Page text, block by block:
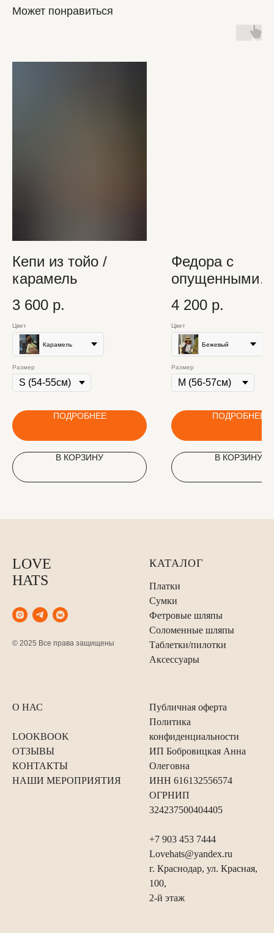
Может понравиться
Кепи из тойо /
карамель
3 600 р.
Цвет
Карамель
Размер
ПОДРОБНЕЕ
В КОРЗИНУ
Федора с
опущенными
полями
4 200 р.
Цвет
Бежевый
Размер
ПОДРОБНЕЕ
В КОРЗИНУ
LOVE
HATS
© 2025 Все права защищены
КАТАЛОГ
Платки
Сумки
Фетровые шляпы
Соломенные шляпы
Таблетки/пилотки
Аксессуары
О НАС
LOOKBOOK
ОТЗЫВЫ
КОНТАКТЫ
НАШИ МЕРОПРИЯТИЯ
Публичная оферта
Политика
конфиденциальности
ИП Бобровицкая Анна
Олеговна
ИНН 616132556574
ОГРНИП
324237500404405
+7 903 453 7444
Lovehats@yandex.ru
г. Краснодар, ул. Красная,
100,
2-й этаж